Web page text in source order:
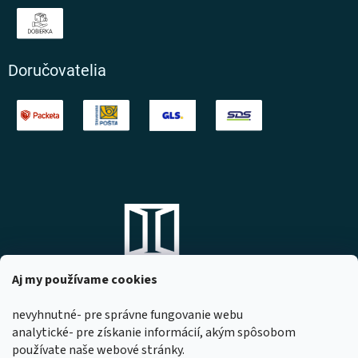
Aj my používame cookies
nevyhnutné- pre správne fungovanie webu
analytické- pre získanie informácií, akým spôsobom
používate naše webové stránky.
Doručovatelia
DOMOVO s.r.o.